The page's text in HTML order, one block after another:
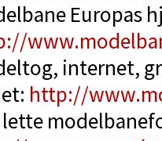
Europas
internet,
http://
lette